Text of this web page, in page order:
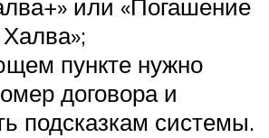
или «Погашение
пункте нужно
договора и
подсказкам системы.